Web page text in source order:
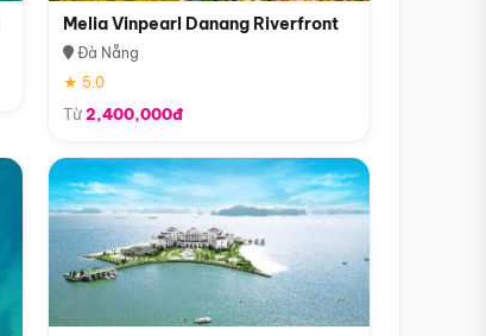
Melia Vinpearl Danang Riverfront
Đà Nẵng
★ 5.0
Từ2,400,000đ